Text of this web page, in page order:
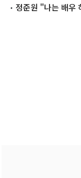
어"정준원 "나는 배우